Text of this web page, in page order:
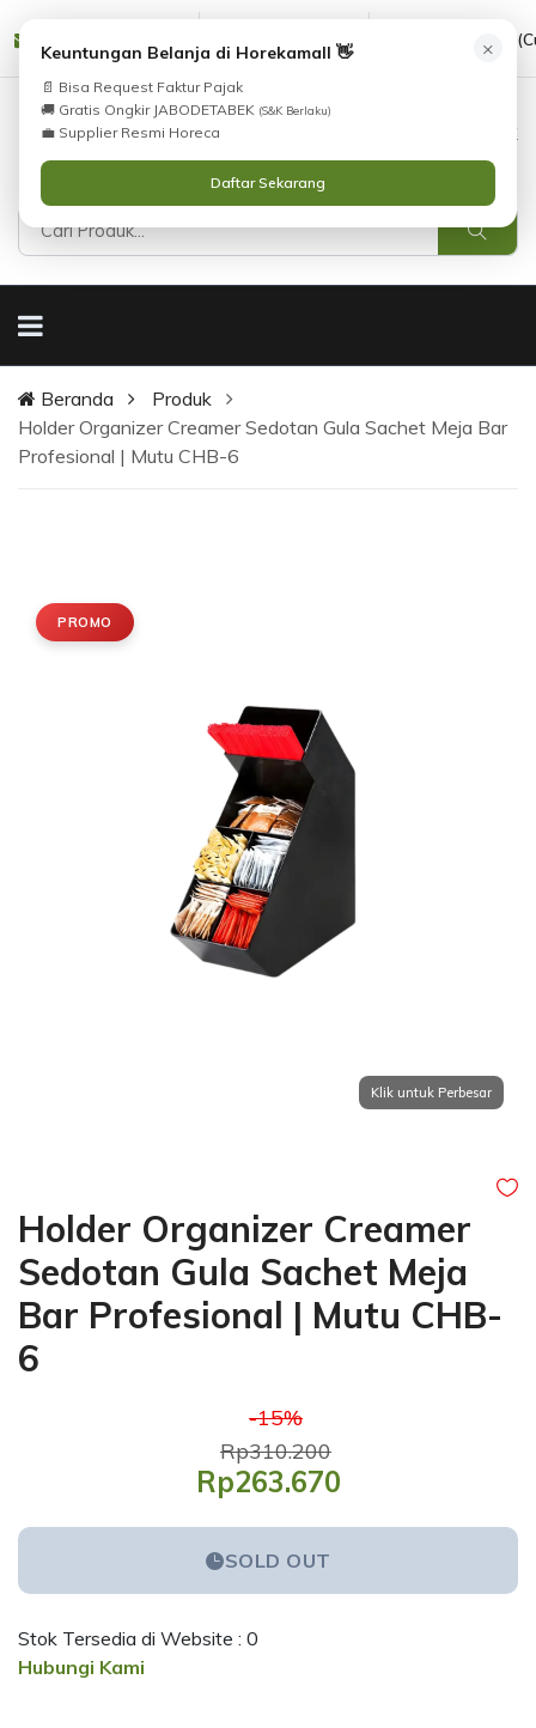
(021) 38783380 08551688000
Masuk
×
Keuntungan Belanja di Horekamall 👋
📄 Bisa Request Faktur Pajak
🚚 Gratis Ongkir JABODETABEK (S&K Berlaku)
💼 Supplier Resmi Horeca
Daftar Sekarang
Beranda
Produk
Holder Organizer Creamer Sedotan Gula Sachet Meja Bar
Profesional | Mutu CHB-6
PROMO
Holder Organizer Creamer
Sedotan Gula Sachet Meja
Bar Profesional | Mutu CHB-
6
-15%
Rp310.200
Rp263.670
SOLD OUT
Stok Tersedia di Website : 0
Hubungi Kami